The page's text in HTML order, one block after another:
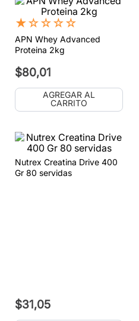
★☆☆☆☆
APN Whey Advanced
Proteina 2kg
$80,01
AGREGAR AL
CARRITO
Nutrex Creatina Drive 400
Gr 80 servidas
$31,05